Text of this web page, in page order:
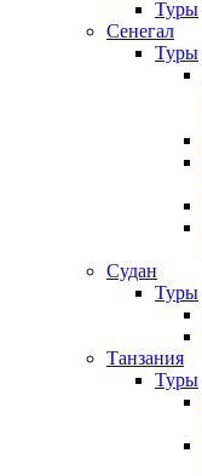
Туры
Сенегал
Туры
Судан
Туры
Танзания
Туры